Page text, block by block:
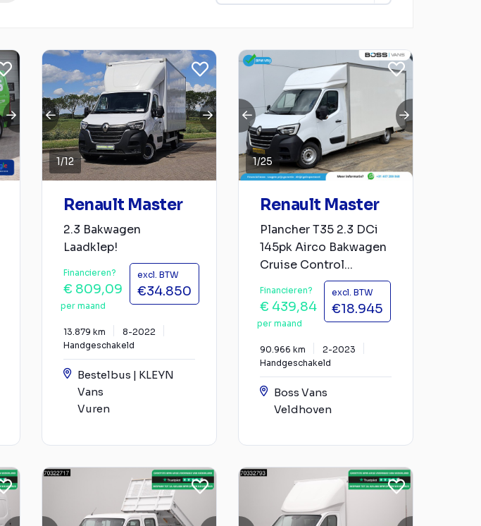
1/12
Renault Master
2.3 Bakwagen
Laadklep!
Financieren?
€ 809,09
per maand
excl. BTW
€34.850
13.879 km
8-2022
Handgeschakeld
Bestelbus | KLEYN
Vans
Vuren
1/25
Renault Master
Plancher T35 2.3 DCi
145pk Airco Bakwagen
Cruise Control...
Financieren?
€ 439,84
per maand
excl. BTW
€18.945
90.966 km
2-2023
Handgeschakeld
Boss Vans
Veldhoven